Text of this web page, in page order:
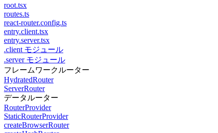
root.tsx
routes.ts
react-router.config.ts
entry.client.tsx
entry.server.tsx
.client モジュール
.server モジュール
フレームワークルーター
HydratedRouter
ServerRouter
データルーター
RouterProvider
StaticRouterProvider
createBrowserRouter